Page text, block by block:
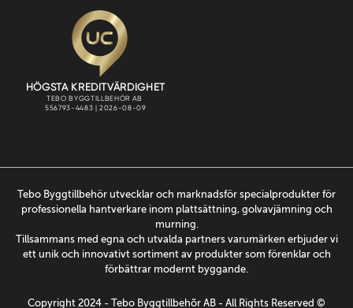
Tebo Byggtillbehör utvecklar och marknadsför specialprodukter för
professionella hantverkare inom plattsättning, golvavjämning och
murning.
Tillsammans med egna och utvalda partners varumärken erbjuder vi
ett unik och innovativt sortiment av produkter som förenklar och
förbättrar modernt byggande.
Copyright 2024 - Tebo Byggtillbehõr AB - All Rights Reserved ©